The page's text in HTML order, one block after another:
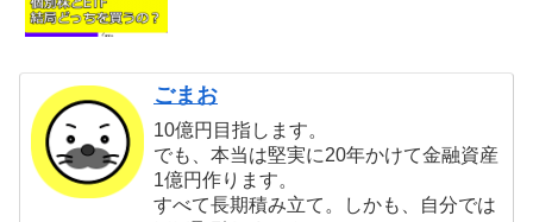
ごまお
10億円目指します。
でも、本当は堅実に20年かけて金融資産
1億円作ります。
すべて長期積み立て。しかも、自分では